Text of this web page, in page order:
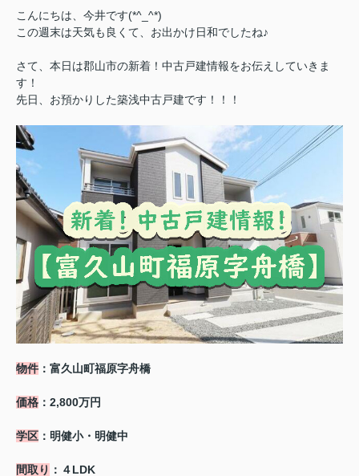
こんにちは、今井です(*^_^*)
この週末は天気も良くて、お出かけ日和でしたね♪
さて、本日は郡山市の新着！中古戸建情報をお伝えしていきま
す！
先日、お預かりした築浅中古戸建です！！！
物件 ：富久山町福原字舟橋
価格 ：2,800万円
学区 ：明健小・明健中
間取り ：４LDK